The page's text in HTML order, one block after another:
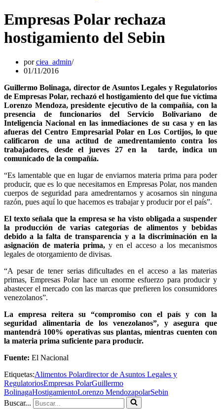
Empresas Polar rechaza
hostigamiento del Sebin
porciea_admin
01/11/2016
Guillermo Bolinaga, director de Asuntos Legales y Regulatorios
de Empresas Polar, rechazó el hostigamiento del que fue víctima
Lorenzo Mendoza, presidente ejecutivo de la compañía, con la
presencia de funcionarios del Servicio Bolivariano de
Inteligencia Nacional en las inmediaciones de su casa y en las
afueras del Centro Empresarial Polar en Los Cortijos, lo que
calificaron de una actitud de amedrentamiento contra los
trabajadores, desde el jueves 27 en la tarde, indica un
comunicado de la compañía.
“Es lamentable que en lugar de enviarnos materia prima para poder
producir, que es lo que necesitamos en Empresas Polar, nos manden
cuerpos de seguridad para amedrentarnos y acosarnos sin ninguna
razón, pues aquí lo que hacemos es trabajar y producir por el país”.
El texto señala que la empresa se ha visto obligada a suspender
la producción de varias categorías de alimentos y bebidas
debido a la falta de transparencia y a la discriminación en la
asignación de materia prima, y en el acceso a los mecanismos
legales de otorgamiento de divisas.
“A pesar de tener serias dificultades en el acceso a las materias
primas, Empresas Polar hace un enorme esfuerzo para producir y
abastecer el mercado con las marcas que prefieren los consumidores
venezolanos”.
La empresa reitera su “compromiso con el país y con la
seguridad alimentaria de los venezolanos”, y asegura que
mantendrá 100% operativas sus plantas, mientras cuenten con
la materia prima suficiente para producir.
Fuente: El Nacional
Etiquetas:Alimentos Polardirector de Asuntos Legales y
RegulatoriosEmpresas PolarGuillermo
BolinagaHostigamientoLorenzo MendozapolarSebin
Buscar...